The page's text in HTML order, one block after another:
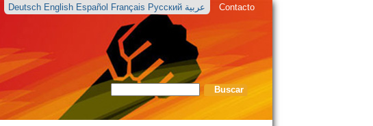
Contacto
Deutsch English Español Français Русский عربية
Buscar
Búsqueda
Avanzada…